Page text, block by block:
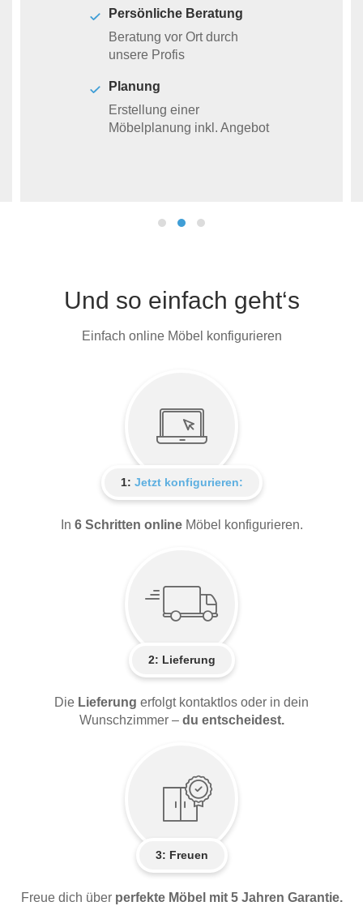
Persönliche Beratung
Beratung vor Ort durch
unsere Profis
Planung
Erstellung einer
Möbelplanung inkl. Angebot
Und so einfach geht‘s
Einfach online Möbel konfigurieren
1: Jetzt konfigurieren:
In 6 Schritten online Möbel konfigurieren.
2: Lieferung
Die Lieferung erfolgt kontaktlos oder in dein
Wunschzimmer – du entscheidest.
3: Freuen
Freue dich über perfekte Möbel mit 5 Jahren Garantie.